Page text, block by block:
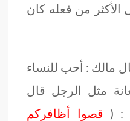
من فعله كان
مالك : أحب للنساء
مثل الرجل قال
: ( قصوا أظافركم